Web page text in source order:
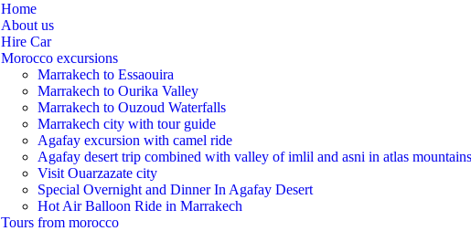
Home
About us
Hire Car
Morocco excursions
Marrakech to Essaouira
Marrakech to Ourika Valley
Marrakech to Ouzoud Waterfalls
Marrakech city with tour guide
Agafay excursion with camel ride
Agafay desert trip combined with valley of imlil and asni in atlas mountains
Visit Ouarzazate city
Special Overnight and Dinner In Agafay Desert
Hot Air Balloon Ride in Marrakech
Tours from morocco